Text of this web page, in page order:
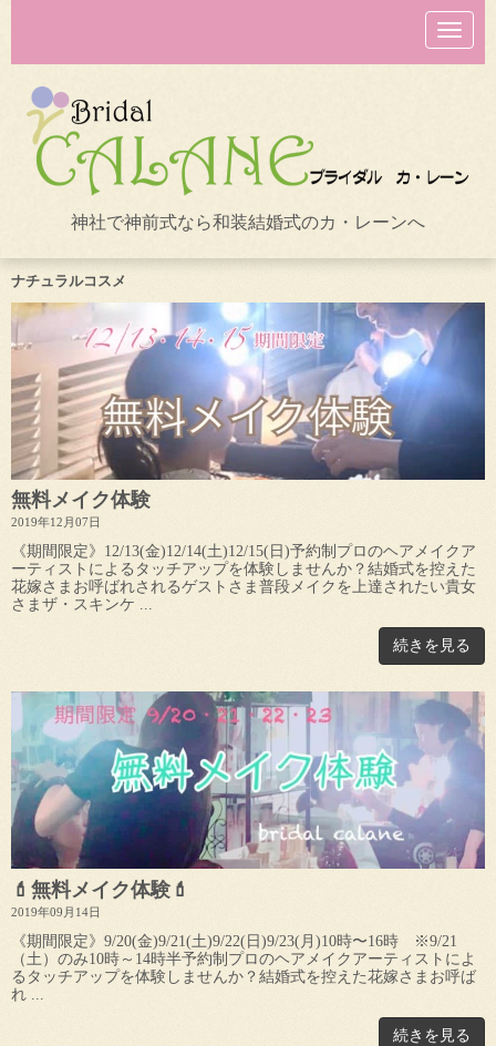
N
a
v
o
n
神社で神前式なら和装結婚式のカ・レーンへ
ナチュラルコスメ
無料メイク体験
2019年12月07日
《期間限定》12/13(金)12/14(土)12/15(日)予約制プロのヘアメイクア
ーティストによるタッチアップを体験しませんか？結婚式を控えた
花嫁さまお呼ばれされるゲストさま普段メイクを上達されたい貴女
さまザ・スキンケ ...
続きを見る
💄無料メイク体験💄
2019年09月14日
《期間限定》9/20(金)9/21(土)9/22(日)9/23(月)10時〜16時 ※9/21
（土）のみ10時～14時半予約制プロのヘアメイクアーティストによ
るタッチアップを体験しませんか？結婚式を控えた花嫁さまお呼ば
れ ...
続きを見る